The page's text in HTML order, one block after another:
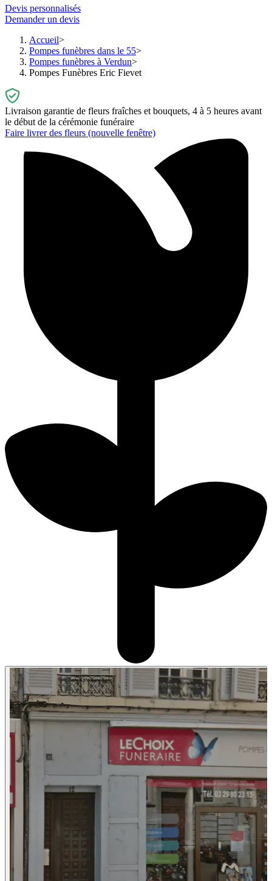
Devis personnalisés
Demander un devis
Accueil
Pompes funèbres dans le 55
Pompes funèbres à Verdun
Pompes Funèbres Eric Fievet
Livraison garantie de fleurs fraîches et bouquets, 4 à 5 heures avant
le début de la cérémonie funéraire
Faire livrer des fleurs (nouvelle fenêtre)